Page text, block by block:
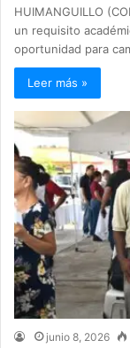
HUIMANGUILLO
un requisito
oportunidad para
Leer más »
junio 8, 2026